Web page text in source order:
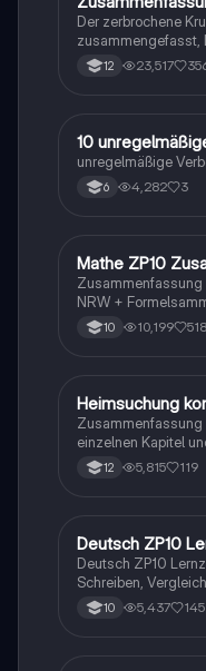
Der zerbrochene
zusammengefasst,
12 23,517
1 Englisch
10
unregelmäßige
6 4,282 3
Mathe
Mathe ZP10
Zusammenfassung
NRW +
10 10,199 518
Deutsch
Heimsuchung
einzelnen Kapitel
tabellarisch. Im
12 5,815 119
Deutsch
Deutsch ZP10
Deutsch ZP10
Schreiben,
Sachtexte/Roman/
10 5,437 145